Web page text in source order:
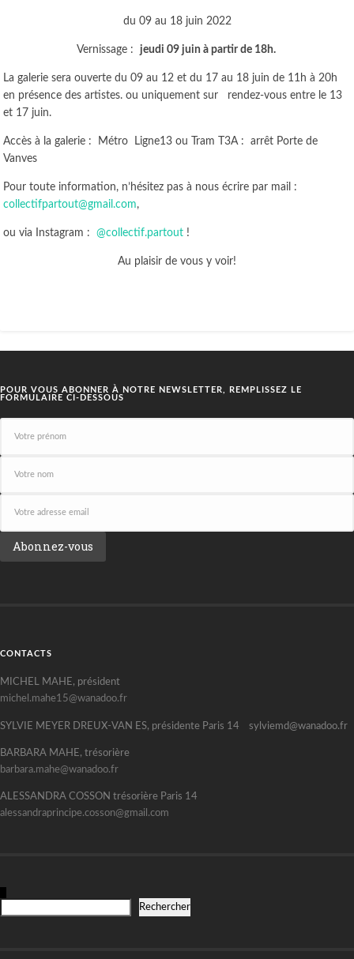
du 09 au 18 juin 2022
Vernissage : jeudi 09 juin à partir de 18h.
La galerie sera ouverte du 09 au 12 et du 17 au 18 juin de 11h à 20h
en présence des artistes. ou uniquement sur rendez-vous entre le 13
et 17 juin.
Accès à la galerie : Métro Ligne13 ou Tram T3A : arrêt Porte de
Vanves
Pour toute information, n’hésitez pas à nous écrire par mail :
collectifpartout@gmail.com,
ou via Instagram :@collectif.partout !
Au plaisir de vous y voir!
POUR VOUS ABONNER À NOTRE NEWSLETTER, REMPLISSEZ LE
FORMULAIRE CI-DESSOUS
CONTACTS
MICHEL MAHE, président
michel.mahe15@wanadoo.fr
SYLVIE MEYER DREUX-VAN ES, présidente Paris 14 sylviemd@wanadoo.fr
BARBARA MAHE, trésorière
barbara.mahe@wanadoo.fr
ALESSANDRA COSSON trésorière Paris 14
alessandraprincipe.cosson@gmail.com
Rechercher